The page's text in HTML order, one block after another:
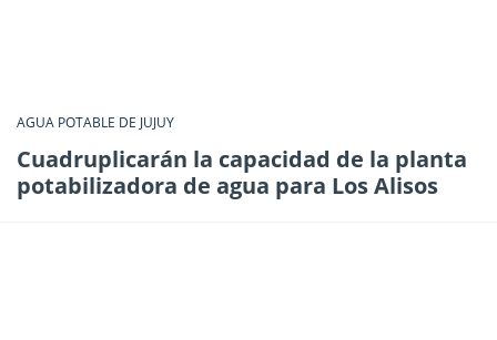
AGUA POTABLE DE JUJUY
Cuadruplicarán la capacidad de la planta
potabilizadora de agua para Los Alisos